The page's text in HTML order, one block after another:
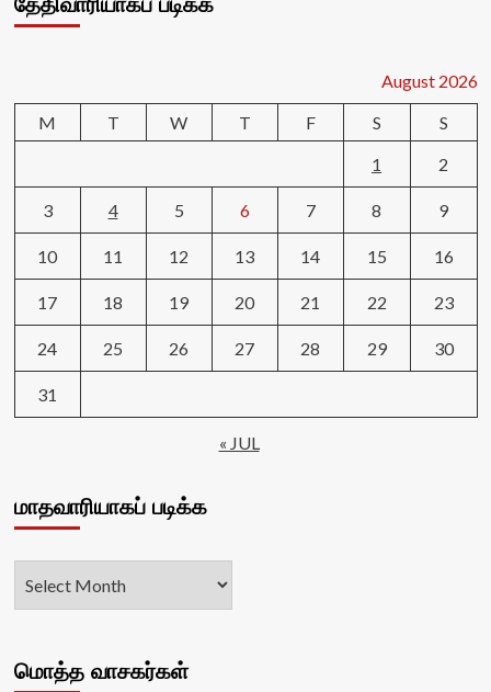
August 2026
M
T W T F S
S
1
2
3 4 5 6 7 8 9
10 11 12 13 14 15 16
17 18 19 20 21 22 23
24 25 26 27 28 29 30
31
« JUL
மாதவாரியாகப் படிக்க
மொத்த வாசகர்கள்